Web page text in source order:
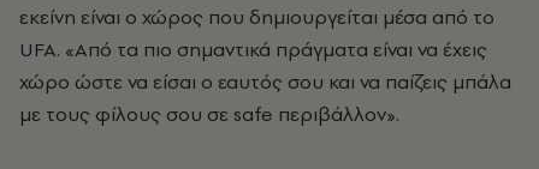
εκείνη είναι ο χώρος που δημιουργείται μέσα από το
UFA. «Από τα πιο σημαντικά πράγματα είναι να έχεις
χώρο ώστε να είσαι ο εαυτός σου και να παίζεις μπάλα
με τους φίλους σου σε safe περιβάλλον».